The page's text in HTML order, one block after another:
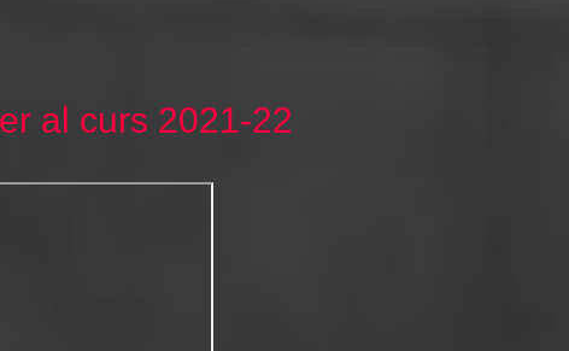
al curs 2021-22